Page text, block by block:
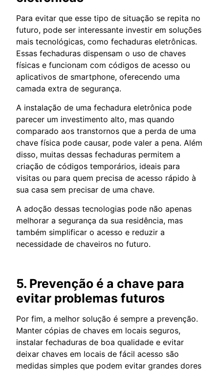
Para evitar que esse tipo de situação se repita no
futuro, pode ser interessante investir em soluções
mais tecnológicas, como fechaduras eletrônicas.
Essas fechaduras dispensam o uso de chaves
físicas e funcionam com códigos de acesso ou
aplicativos de smartphone, oferecendo uma
camada extra de segurança.
A instalação de uma fechadura eletrônica pode
parecer um investimento alto, mas quando
comparado aos transtornos que a perda de uma
chave física pode causar, pode valer a pena. Além
disso, muitas dessas fechaduras permitem a
criação de códigos temporários, ideais para
visitas ou para quem precisa de acesso rápido à
sua casa sem precisar de uma chave.
A adoção dessas tecnologias pode não apenas
melhorar a segurança da sua residência, mas
também simplificar o acesso e reduzir a
necessidade de chaveiros no futuro.
5. Prevenção é a chave para
evitar problemas futuros
Por fim, a melhor solução é sempre a prevenção.
Manter cópias de chaves em locais seguros,
instalar fechaduras de boa qualidade e evitar
deixar chaves em locais de fácil acesso são
medidas simples que podem evitar grandes dores